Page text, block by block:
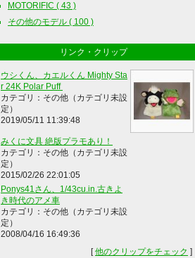
MOTORIFIC ( 43 )
その他のモデル ( 100 )
リンク・クリップ
ウシくん、カエルくん Mighty Sta
r 24K Polar Puff
カテゴリ：その他（カテゴリ未設
定）
2019/05/11 11:39:48
みくに文具 絶版プラモあり！
カテゴリ：その他（カテゴリ未設
定）
2015/02/26 22:01:05
Ponys41さん、1/43cu.in.古きよ
き時代のアメ車
カテゴリ：その他（カテゴリ未設
定）
2008/04/16 16:49:36
[他のクリップをチェック ]